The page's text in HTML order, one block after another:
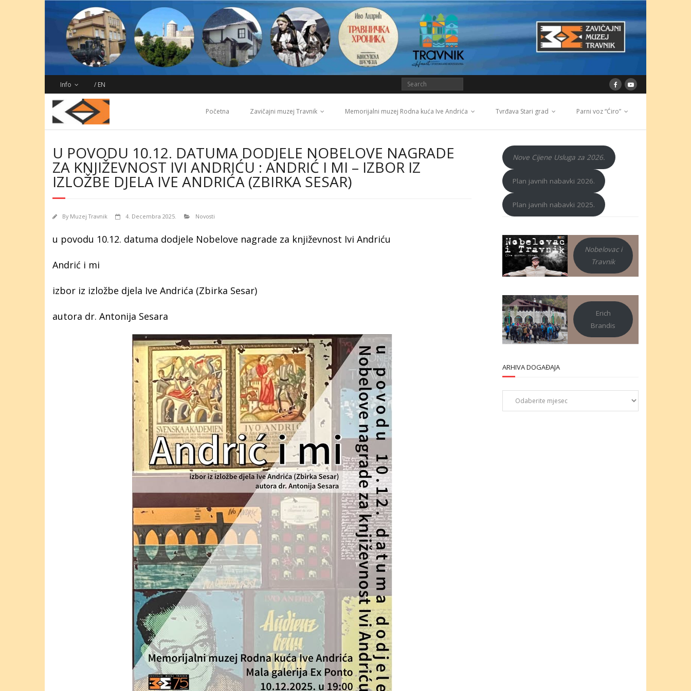
Info / EN
Početna Zavičajni muzej Travnik Memorijalni muzej Rodna kuća Ive Andrića Tvrđava Stari grad Parni voz “Ćiro”
U POVODU 10.12. DATUMA DODJELE NOBELOVE NAGRADE
ZA KNJIŽEVNOST IVI ANDRIĆU : ANDRIĆ I MI – IZBOR IZ
IZLOŽBE DJELA IVE ANDRIĆA (ZBIRKA SESAR)
By Muzej Travnik 4. Decembra 2025. Novosti
u povodu 10.12. datuma dodjele Nobelove nagrade za književnost Ivi Andriću
Andrić i mi
izbor iz izložbe djela Ive Andrića (Zbirka Sesar)
autora dr. Antonija Sesara
Nove Cijene Usluga za 2026.
Plan javnih nabavki 2026.
Plan javnih nabavki 2025.
Nobelovac i
Travnik
Erich
Brandis
ARHIVA DOGAĐAJA
Arhiva
događaja